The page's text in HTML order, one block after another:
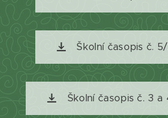
Školní časopis č.
Školní časopis č. 3